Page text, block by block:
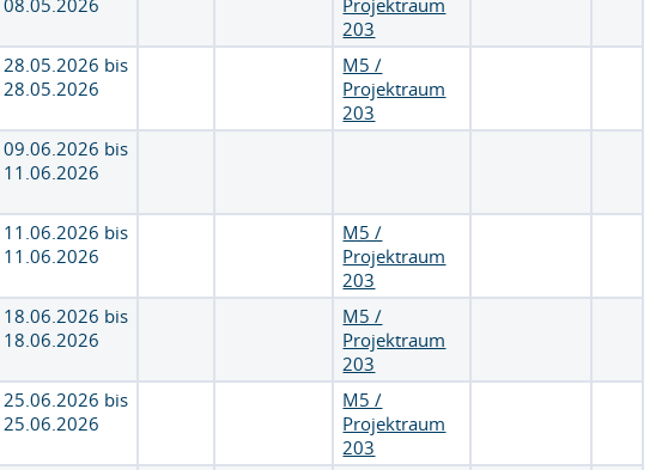
08.05.2026
Projektraum
203
28.05.2026 bis
28.05.2026
M5 /
Projektraum
203
09.06.2026 bis
11.06.2026
11.06.2026 bis
11.06.2026
M5 /
Projektraum
203
18.06.2026 bis
18.06.2026
M5 /
Projektraum
203
25.06.2026 bis
25.06.2026
M5 /
Projektraum
203